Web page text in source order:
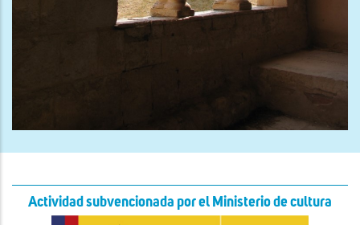
Actividad subvencionada por el Ministerio de cultura